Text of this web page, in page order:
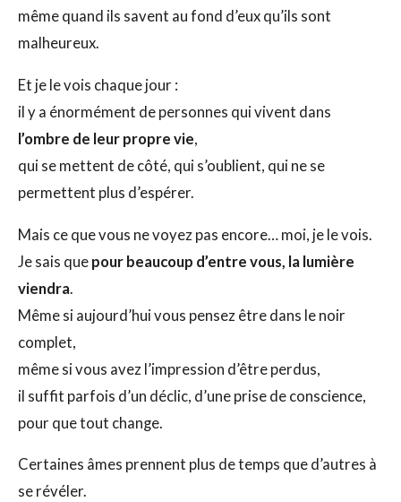
même quand ils savent au fond d’eux qu’ils sont
malheureux.
Et je le vois chaque jour :
il y a énormément de personnes qui vivent dans
l’ombre de leur propre vie,
qui se mettent de côté, qui s’oublient, qui ne se
permettent plus d’espérer.
Mais ce que vous ne voyez pas encore… moi, je le vois.
Je sais que pour beaucoup d’entre vous, la lumière
viendra.
Même si aujourd’hui vous pensez être dans le noir
complet,
même si vous avez l’impression d’être perdus,
il suffit parfois d’un déclic, d’une prise de conscience,
pour que tout change.
Certaines âmes prennent plus de temps que d’autres à
se révéler.